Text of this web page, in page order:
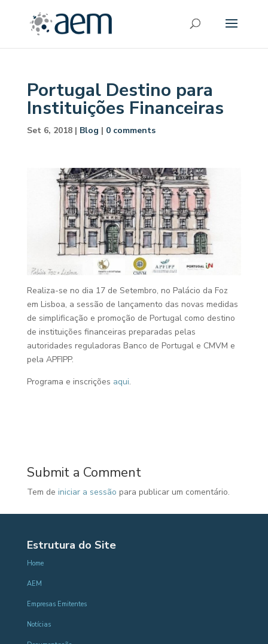
Portugal Destino para
Instituições Financeiras
Set 6, 2018| Blog | 0 comments
Realiza-se no dia 17 de Setembro, no Palácio da Foz
em Lisboa, a sessão de lançamento das novas medidas
de simplificação e promoção de Portugal como destino
de instituições financeiras preparadas pelas
autoridades reguladoras Banco de Portugal e CMVM e
pela APFIPP.
Programa e inscrições aqui.
Submit a Comment
Tem de iniciar a sessão para publicar um comentário.
Estrutura do Site
Home
AEM
Empresas Emitentes
Notícias